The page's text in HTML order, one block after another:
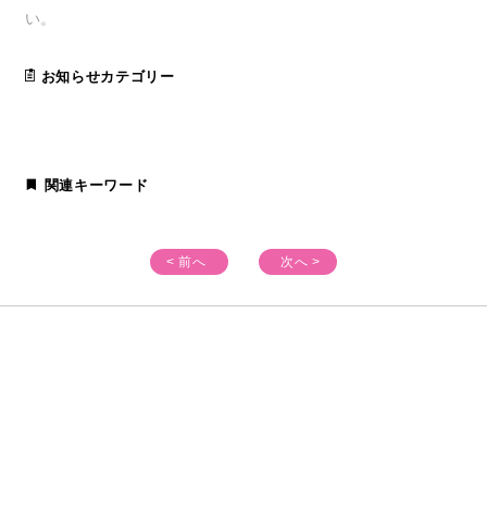
い。
お知らせカテゴリー
関連キーワード
< 前へ 次へ >